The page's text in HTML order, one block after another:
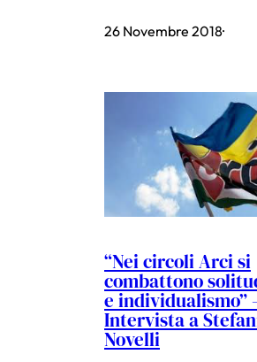
26 Novembre 2018·
“Nei circoli Arci si
combattono
e individualismo”
Intervista a
Novelli